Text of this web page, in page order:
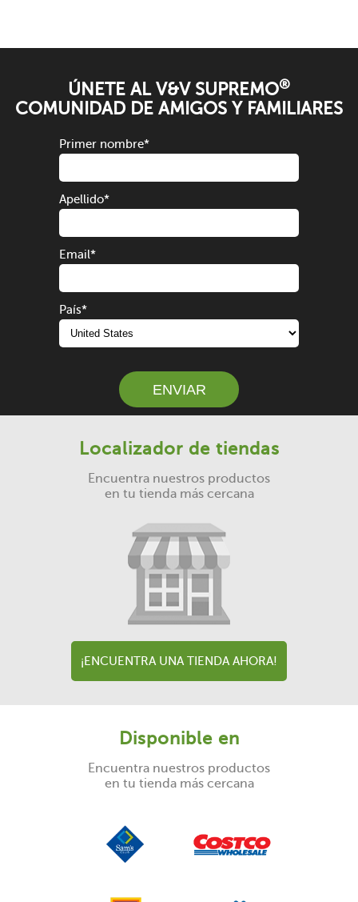
ÚNETE AL V&V SUPREMO®
COMUNIDAD DE AMIGOS Y FAMILIARES
Primer nombre*
Apellido*
Email*
País*
Localizador de tiendas
Encuentra nuestros productos
en tu tienda más cercana
¡ENCUENTRA UNA TIENDA AHORA!
Disponible en
Encuentra nuestros productos
en tu tienda más cercana